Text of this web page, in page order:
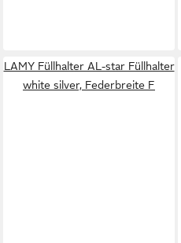
LAMY Füllhalter AL-star Füllhalter
white silver, Federbreite F